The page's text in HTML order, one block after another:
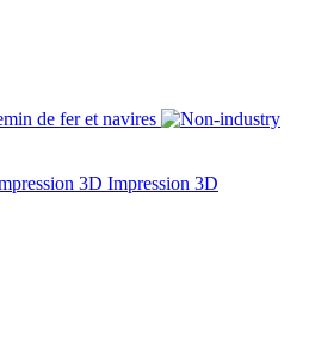
de fer et navires
Impression 3D